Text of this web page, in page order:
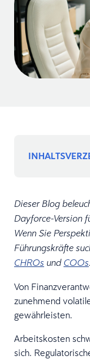
Dieser Blog
Dayforce-Version
Wenn Sie
Führungskräfte
CHROs und COOs.
Von
zunehmend
gewährleisten.
Arbeitskosten
sich.